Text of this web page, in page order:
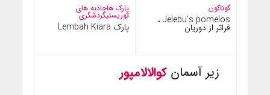
پارک هاجاذبه های
توریستیگردشگری
پارک Lembah Kiara
گوناگون
Jelebu’s pomelos ،
فراتر از دوریان
زیر آسمان کوالالامپور